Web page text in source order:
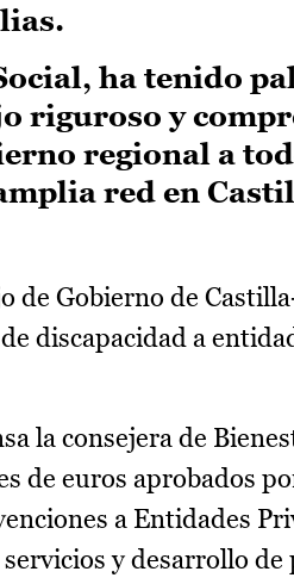
ha tenido
riguroso y
regional a
red en
de Gobierno de
discapacidad a
la consejera de
de euros aprobados
a Entidades
y desarrollo de